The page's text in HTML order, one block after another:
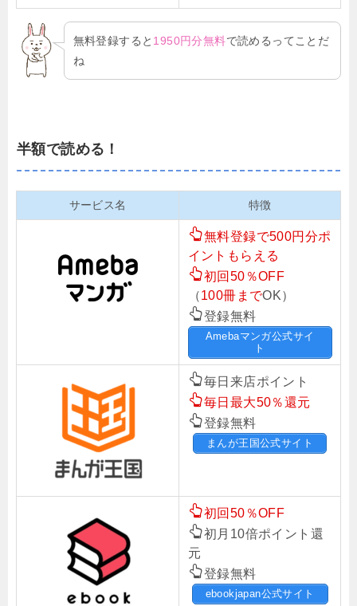
無料登録すると 1950円分無料で読めるってことだ
ね
半額で読める！
サービス名 特徴
無料登録で500円分ポ
イントもらえる
初回50％OFF
（100冊までOK）
登録無料
Amebaマンガ公式サイ
ト
毎日来店ポイント
毎日最大50％還元
登録無料
まんが王国公式サイト
初回50％OFF
初月10倍ポイント還
元
登録無料
ebookjapan公式サイト